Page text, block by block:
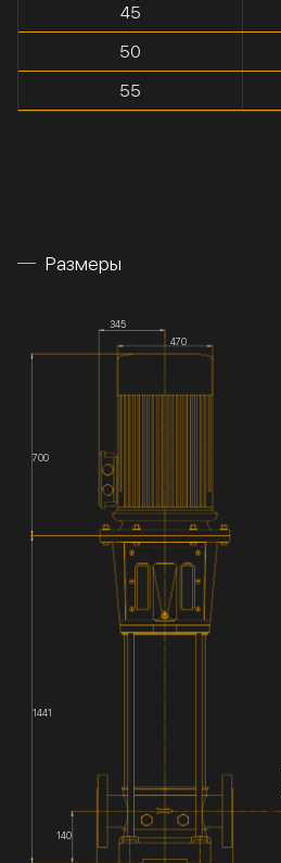
45
50
55
Размеры
345
470
700
1441
140